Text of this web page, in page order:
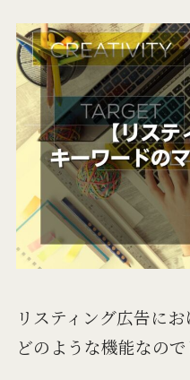
リスティング広告にお
どのような機能なので